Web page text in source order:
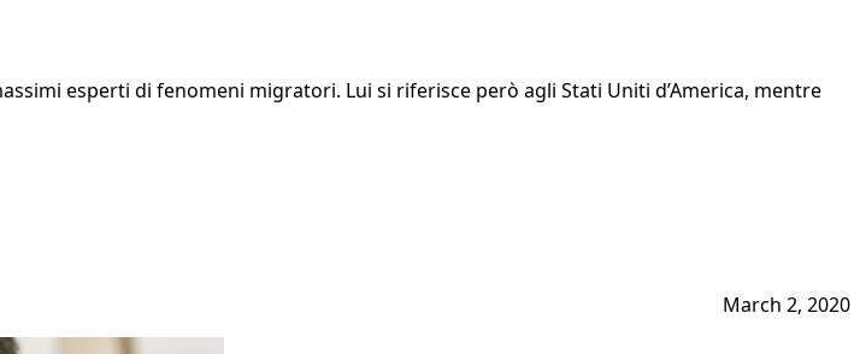
esperti di fenomeni migratori. Lui si riferisce però agli Stati Uniti d’America, mentre
March 2, 2020